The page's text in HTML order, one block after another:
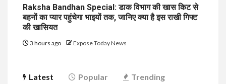
Raksha Bandhan Special: डाक विभाग की खास किट से
बहनों का प्यार पहुंचेगा भाइयों तक, जानिए क्या है इस राखी गिफ्ट
की खासियत
3 hours ago Expose Today News
Latest Popular Trending